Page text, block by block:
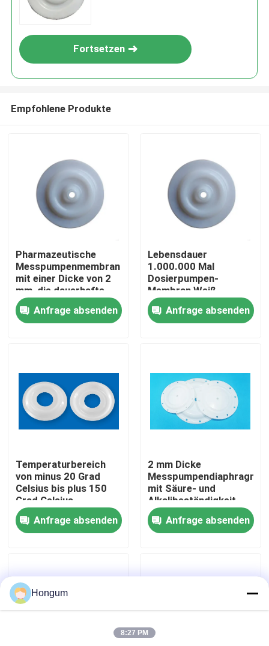
Zu Hause
Über uns
Werksbesichtigung
Neuigkeiten
Rechtssachen
Gummimembrandichtungen
Ventil-Gummimembran
Fortsetzen
Empfohlene Produkte
Pharmazeutische
Messpumpenmembran
mit einer Dicke von 2
mm, die dauerhafte
und präzise Lösungen
für chemische
Messungen bietet
Anfrage absenden
Lebensdauer
1.000.000 Mal
Dosierpumpen-
Membran Weiß
Wartungsarm
Langlebiges Ersatzteil
für industrielle
Anfrage absenden
Temperaturbereich
von minus 20 Grad
Celsius bis plus 150
Grad Celsius
Membranmesspumpe,
die eine Lebensdauer
von 1000000 Mal für
Anfrage absenden
2 mm Dicke
Messpumpendiaphragma
mit Säure- und
Alkalibeständigkeit
und langen
Lebensdauer
Anfrage absenden
Hongum
8:27 PM